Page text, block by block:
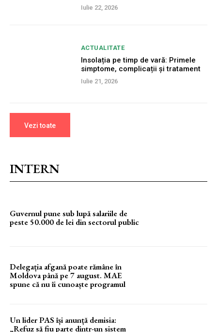
Iulie 22, 2026
ACTUALITATE
Insolația pe timp de vară: Primele
simptome, complicații și tratament
Iulie 21, 2026
Vezi toate
INTERN
Guvernul pune sub lupă salariile de
peste 50.000 de lei din sectorul public
Delegația afgană poate rămâne în
Moldova până pe 7 august. MAE
spune că nu îi cunoaște programul
Un lider PAS își anunță demisia:
„Refuz să fiu parte dintr-un sistem